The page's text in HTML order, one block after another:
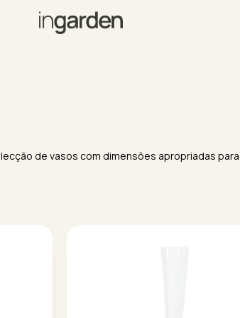
de vasos com dimensões apropriadas